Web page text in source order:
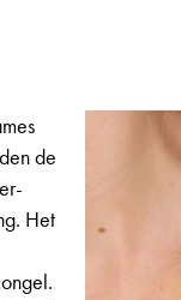
de
Het